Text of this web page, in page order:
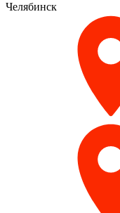
Челябинск